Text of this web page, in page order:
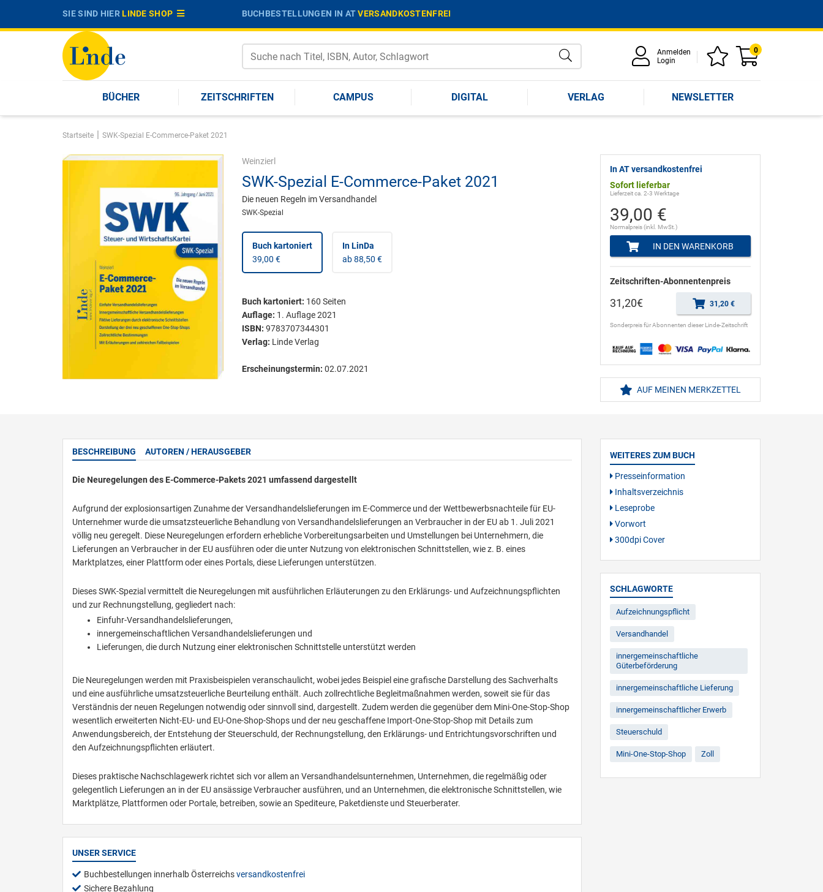
SIE SIND HIERLINDE SHOP BUCHBESTELLUNGEN IN ATVERSANDKOSTENFREI
Anmelden
Login
0
BÜCHER ZEITSCHRIFTEN CAMPUS DIGITAL VERLAG NEWSLETTER
Startseite | SWK-Spezial E-Commerce-Paket 2021
Weinzierl
SWK-Spezial E-Commerce-Paket 2021
Die neuen Regeln im Versandhandel
SWK-Spezial
Buch kartoniert
39,00 €
In LinDa
ab 88,50 €
Buch kartoniert: 160 Seiten
Auflage: 1. Auflage 2021
ISBN: 9783707344301
Verlag: Linde Verlag
Erscheinungstermin: 02.07.2021
In AT versandkostenfrei
Sofort lieferbar
Lieferzeit ca. 2-3 Werktage
39,00 €
Normalpreis (inkl. MwSt.)
IN DEN WARENKORB
Zeitschriften-Abonnentenpreis
31,20€ 31,20 €
Sonderpreis für Abonnenten dieser Linde-Zeitschrift
AUF MEINEN MERKZETTEL
BESCHREIBUNG AUTOREN / HERAUSGEBER
Die Neuregelungen des E-Commerce-Pakets 2021 umfassend dargestellt
Aufgrund der explosionsartigen Zunahme der Versandhandelslieferungen im E-Commerce und der Wettbewerbsnachteile für EU-
Unternehmer wurde die umsatzsteuerliche Behandlung von Versandhandelslieferungen an Verbraucher in der EU ab 1. Juli 2021
völlig neu geregelt. Diese Neuregelungen erfordern erhebliche Vorbereitungsarbeiten und Umstellungen bei Unternehmern, die
Lieferungen an Verbraucher in der EU ausführen oder die unter Nutzung von elektronischen Schnittstellen, wie z. B. eines
Marktplatzes, einer Plattform oder eines Portals, diese Lieferungen unterstützen.
Dieses SWK-Spezial vermittelt die Neuregelungen mit ausführlichen Erläuterungen zu den Erklärungs- und Aufzeichnungspflichten
und zur Rechnungstellung, gegliedert nach:
Einfuhr-Versandhandelslieferungen,
innergemeinschaftlichen Versandhandelslieferungen und
Lieferungen, die durch Nutzung einer elektronischen Schnittstelle unterstützt werden
Die Neuregelungen werden mit Praxisbeispielen veranschaulicht, wobei jedes Beispiel eine grafische Darstellung des Sachverhalts
und eine ausführliche umsatzsteuerliche Beurteilung enthält. Auch zollrechtliche Begleitmaßnahmen werden, soweit sie für das
Verständnis der neuen Regelungen notwendig oder sinnvoll sind, dargestellt. Zudem werden die gegenüber dem Mini-One-Stop-Shop
wesentlich erweiterten Nicht-EU- und EU-One-Shop-Shops und der neu geschaffene Import-One-Stop-Shop mit Details zum
Anwendungsbereich, der Entstehung der Steuerschuld, der Rechnungstellung, den Erklärungs- und Entrichtungsvorschriften und
den Aufzeichnungspflichten erläutert.
Dieses praktische Nachschlagewerk richtet sich vor allem an Versandhandelsunternehmen, Unternehmen, die regelmäßig oder
gelegentlich Lieferungen an in der EU ansässige Verbraucher ausführen, und an Unternehmen, die elektronische Schnittstellen, wie
Marktplätze, Plattformen oder Portale, betreiben, sowie an Spediteure, Paketdienste und Steuerberater.
UNSER SERVICE
Buchbestellungen innerhalb Österreichsversandkostenfrei
Sichere Bezahlung
WEITERES ZUM BUCH
Presseinformation
Inhaltsverzeichnis
Leseprobe
Vorwort
300dpi Cover
SCHLAGWORTE
Aufzeichnungspflicht
Versandhandel
innergemeinschaftliche
Güterbeförderung
innergemeinschaftliche Lieferung
innergemeinschaftlicher Erwerb
Steuerschuld
Mini-One-Stop-Shop Zoll